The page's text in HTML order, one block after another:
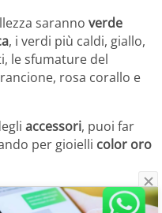
saranno verde
, i verdi più caldi, giallo,
le sfumature del
rosa corallo e
accessori, puoi far
per gioielli color oro